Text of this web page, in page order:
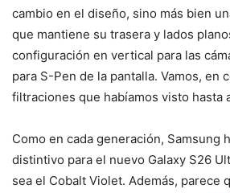
cambio en el diseño, sino más bien
que mantiene su trasera y lados
configuración en vertical para las
para S-Pen de la pantalla. Vamos, en
filtraciones que habíamos visto hasta
Como en cada generación, Samsung
distintivo para el nuevo Galaxy S26
sea el Cobalt Violet. Además, parece